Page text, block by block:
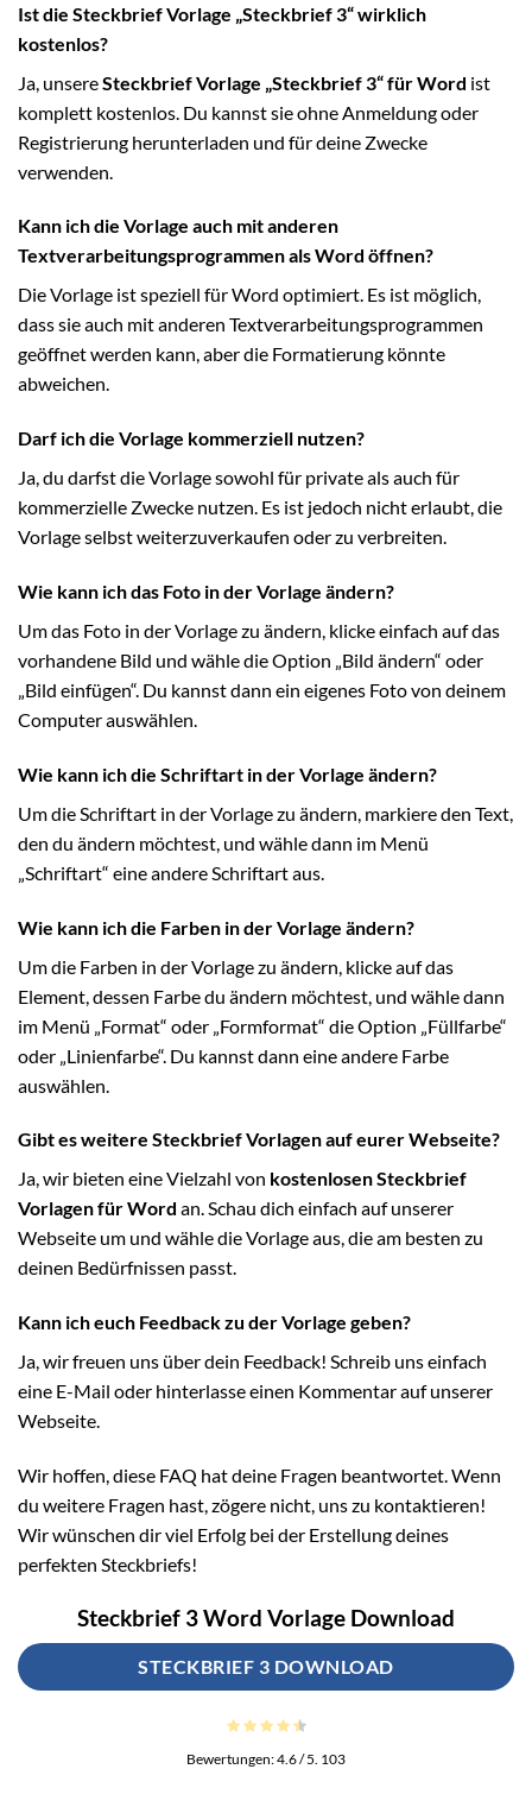
Ist die Steckbrief Vorlage „Steckbrief 3“ wirklich
kostenlos?
Ja, unsereSteckbrief Vorlage „Steckbrief 3“ für Word ist
komplett kostenlos. Du kannst sie ohne Anmeldung oder
Registrierung herunterladen und für deine Zwecke
verwenden.
Kann ich die Vorlage auch mit anderen
Textverarbeitungsprogrammen als Word öffnen?
Die Vorlage ist speziell für Word optimiert. Es ist möglich,
dass sie auch mit anderen Textverarbeitungsprogrammen
geöffnet werden kann, aber die Formatierung könnte
abweichen.
Darf ich die Vorlage kommerziell nutzen?
Ja, du darfst die Vorlage sowohl für private als auch für
kommerzielle Zwecke nutzen. Es ist jedoch nicht erlaubt, die
Vorlage selbst weiterzuverkaufen oder zu verbreiten.
Wie kann ich das Foto in der Vorlage ändern?
Um das Foto in der Vorlage zu ändern, klicke einfach auf das
vorhandene Bild und wähle die Option „Bild ändern“ oder
„Bild einfügen“. Du kannst dann ein eigenes Foto von deinem
Computer auswählen.
Wie kann ich die Schriftart in der Vorlage ändern?
Um die Schriftart in der Vorlage zu ändern, markiere den Text,
den du ändern möchtest, und wähle dann im Menü
„Schriftart“ eine andere Schriftart aus.
Wie kann ich die Farben in der Vorlage ändern?
Um die Farben in der Vorlage zu ändern, klicke auf das
Element, dessen Farbe du ändern möchtest, und wähle dann
im Menü „Format“ oder „Formformat“ die Option „Füllfarbe“
oder „Linienfarbe“. Du kannst dann eine andere Farbe
auswählen.
Gibt es weitere Steckbrief Vorlagen auf eurer Webseite?
Ja, wir bieten eine Vielzahl von kostenlosen Steckbrief
Vorlagen für Word an. Schau dich einfach auf unserer
Webseite um und wähle die Vorlage aus, die am besten zu
deinen Bedürfnissen passt.
Kann ich euch Feedback zu der Vorlage geben?
Ja, wir freuen uns über dein Feedback! Schreib uns einfach
eine E-Mail oder hinterlasse einen Kommentar auf unserer
Webseite.
Wir hoffen, diese FAQ hat deine Fragen beantwortet. Wenn
du weitere Fragen hast, zögere nicht, uns zu kontaktieren!
Wir wünschen dir viel Erfolg bei der Erstellung deines
perfekten Steckbriefs!
Steckbrief 3 Word Vorlage Download
STECKBRIEF 3 DOWNLOAD
Bewertungen:4.6/ 5. 103